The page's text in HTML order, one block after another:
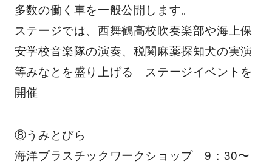
多数の働く車を一般公開します。
ステージでは、西舞鶴高校吹奏楽部や海上保
安学校音楽隊の演奏、税関麻薬探知犬の実演
等みなとを盛り上げる ステージイベントを
開催
⑧うみとびら
海洋プラスチックワークショップ 9：30〜